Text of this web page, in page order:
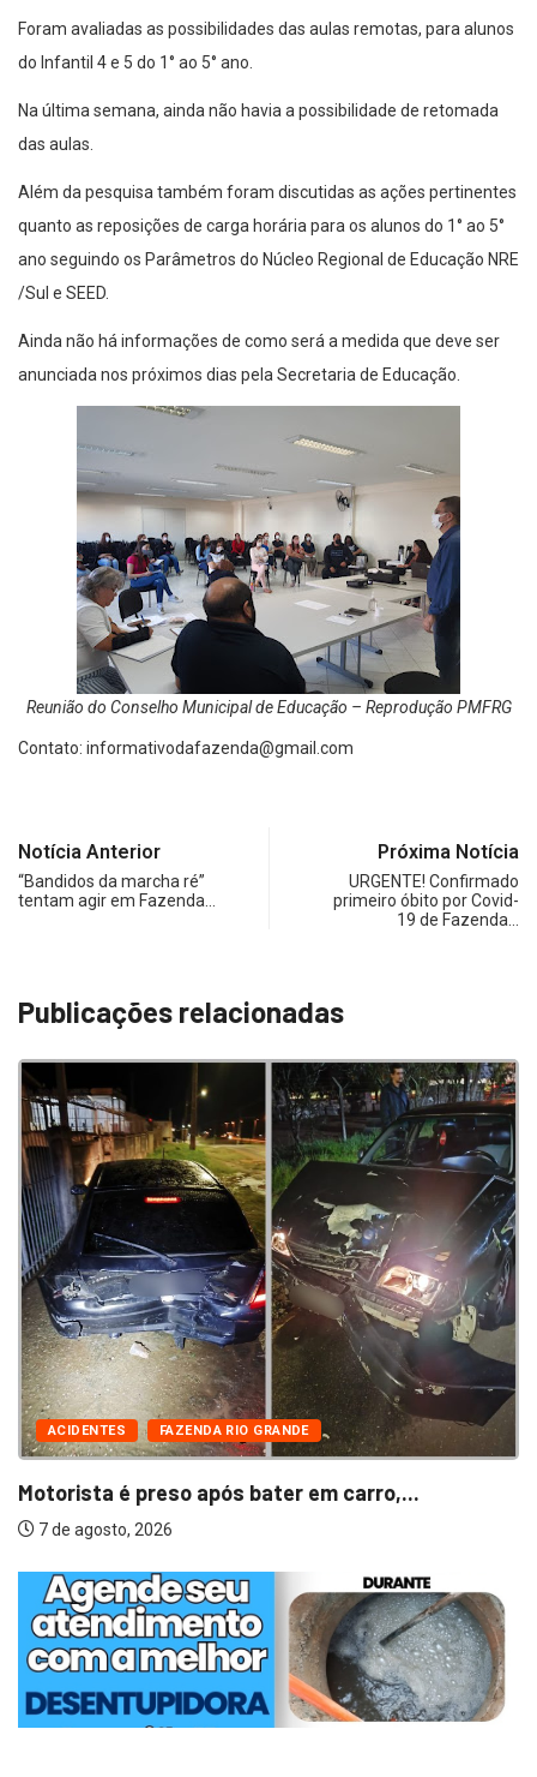
Foram avaliadas as possibilidades das aulas remotas, para alunos
do Infantil 4 e 5 do 1° ao 5° ano.
Na última semana, ainda não havia a possibilidade de retomada
das aulas.
Além da pesquisa também foram discutidas as ações pertinentes
quanto as reposições de carga horária para os alunos do 1° ao 5°
ano seguindo os Parâmetros do Núcleo Regional de Educação NRE
/Sul e SEED.
Ainda não há informações de como será a medida que deve ser
anunciada nos próximos dias pela Secretaria de Educação.
Reunião do Conselho Municipal de Educação – Reprodução PMFRG
Contato: informativodafazenda@gmail.com
Notícia Anterior
“Bandidos da marcha ré”
tentam agir em Fazenda…
Próxima Notícia
URGENTE! Confirmado
primeiro óbito por Covid-
19 de Fazenda…
Publicações relacionadas
ACIDENTES FAZENDA RIO GRANDE
Motorista é preso após bater em carro,...
7 de agosto, 2026